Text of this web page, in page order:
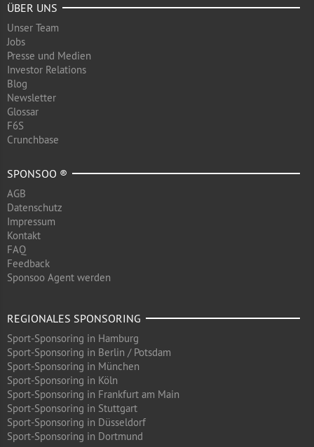
ÜBER UNS
Unser Team
Jobs
Presse und Medien
Investor Relations
Blog
Newsletter
Glossar
F6S
Crunchbase
SPONSOO ®
AGB
Datenschutz
Impressum
Kontakt
FAQ
Feedback
Sponsoo Agent werden
REGIONALES SPONSORING
Sport-Sponsoring in Hamburg
Sport-Sponsoring in Berlin / Potsdam
Sport-Sponsoring in München
Sport-Sponsoring in Köln
Sport-Sponsoring in Frankfurt am Main
Sport-Sponsoring in Stuttgart
Sport-Sponsoring in Düsseldorf
Sport-Sponsoring in Dortmund